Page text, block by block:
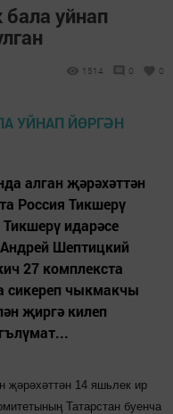
уйнап
1514 0 0
алган җәрәхәттән
Россия Тикшерү
идарәсе
Шептицкий
27 комплекста
сикереп чыкмакчы
җиргә килеп
җәрәхәттән 14 яшьлек ир
Татарстан буенча